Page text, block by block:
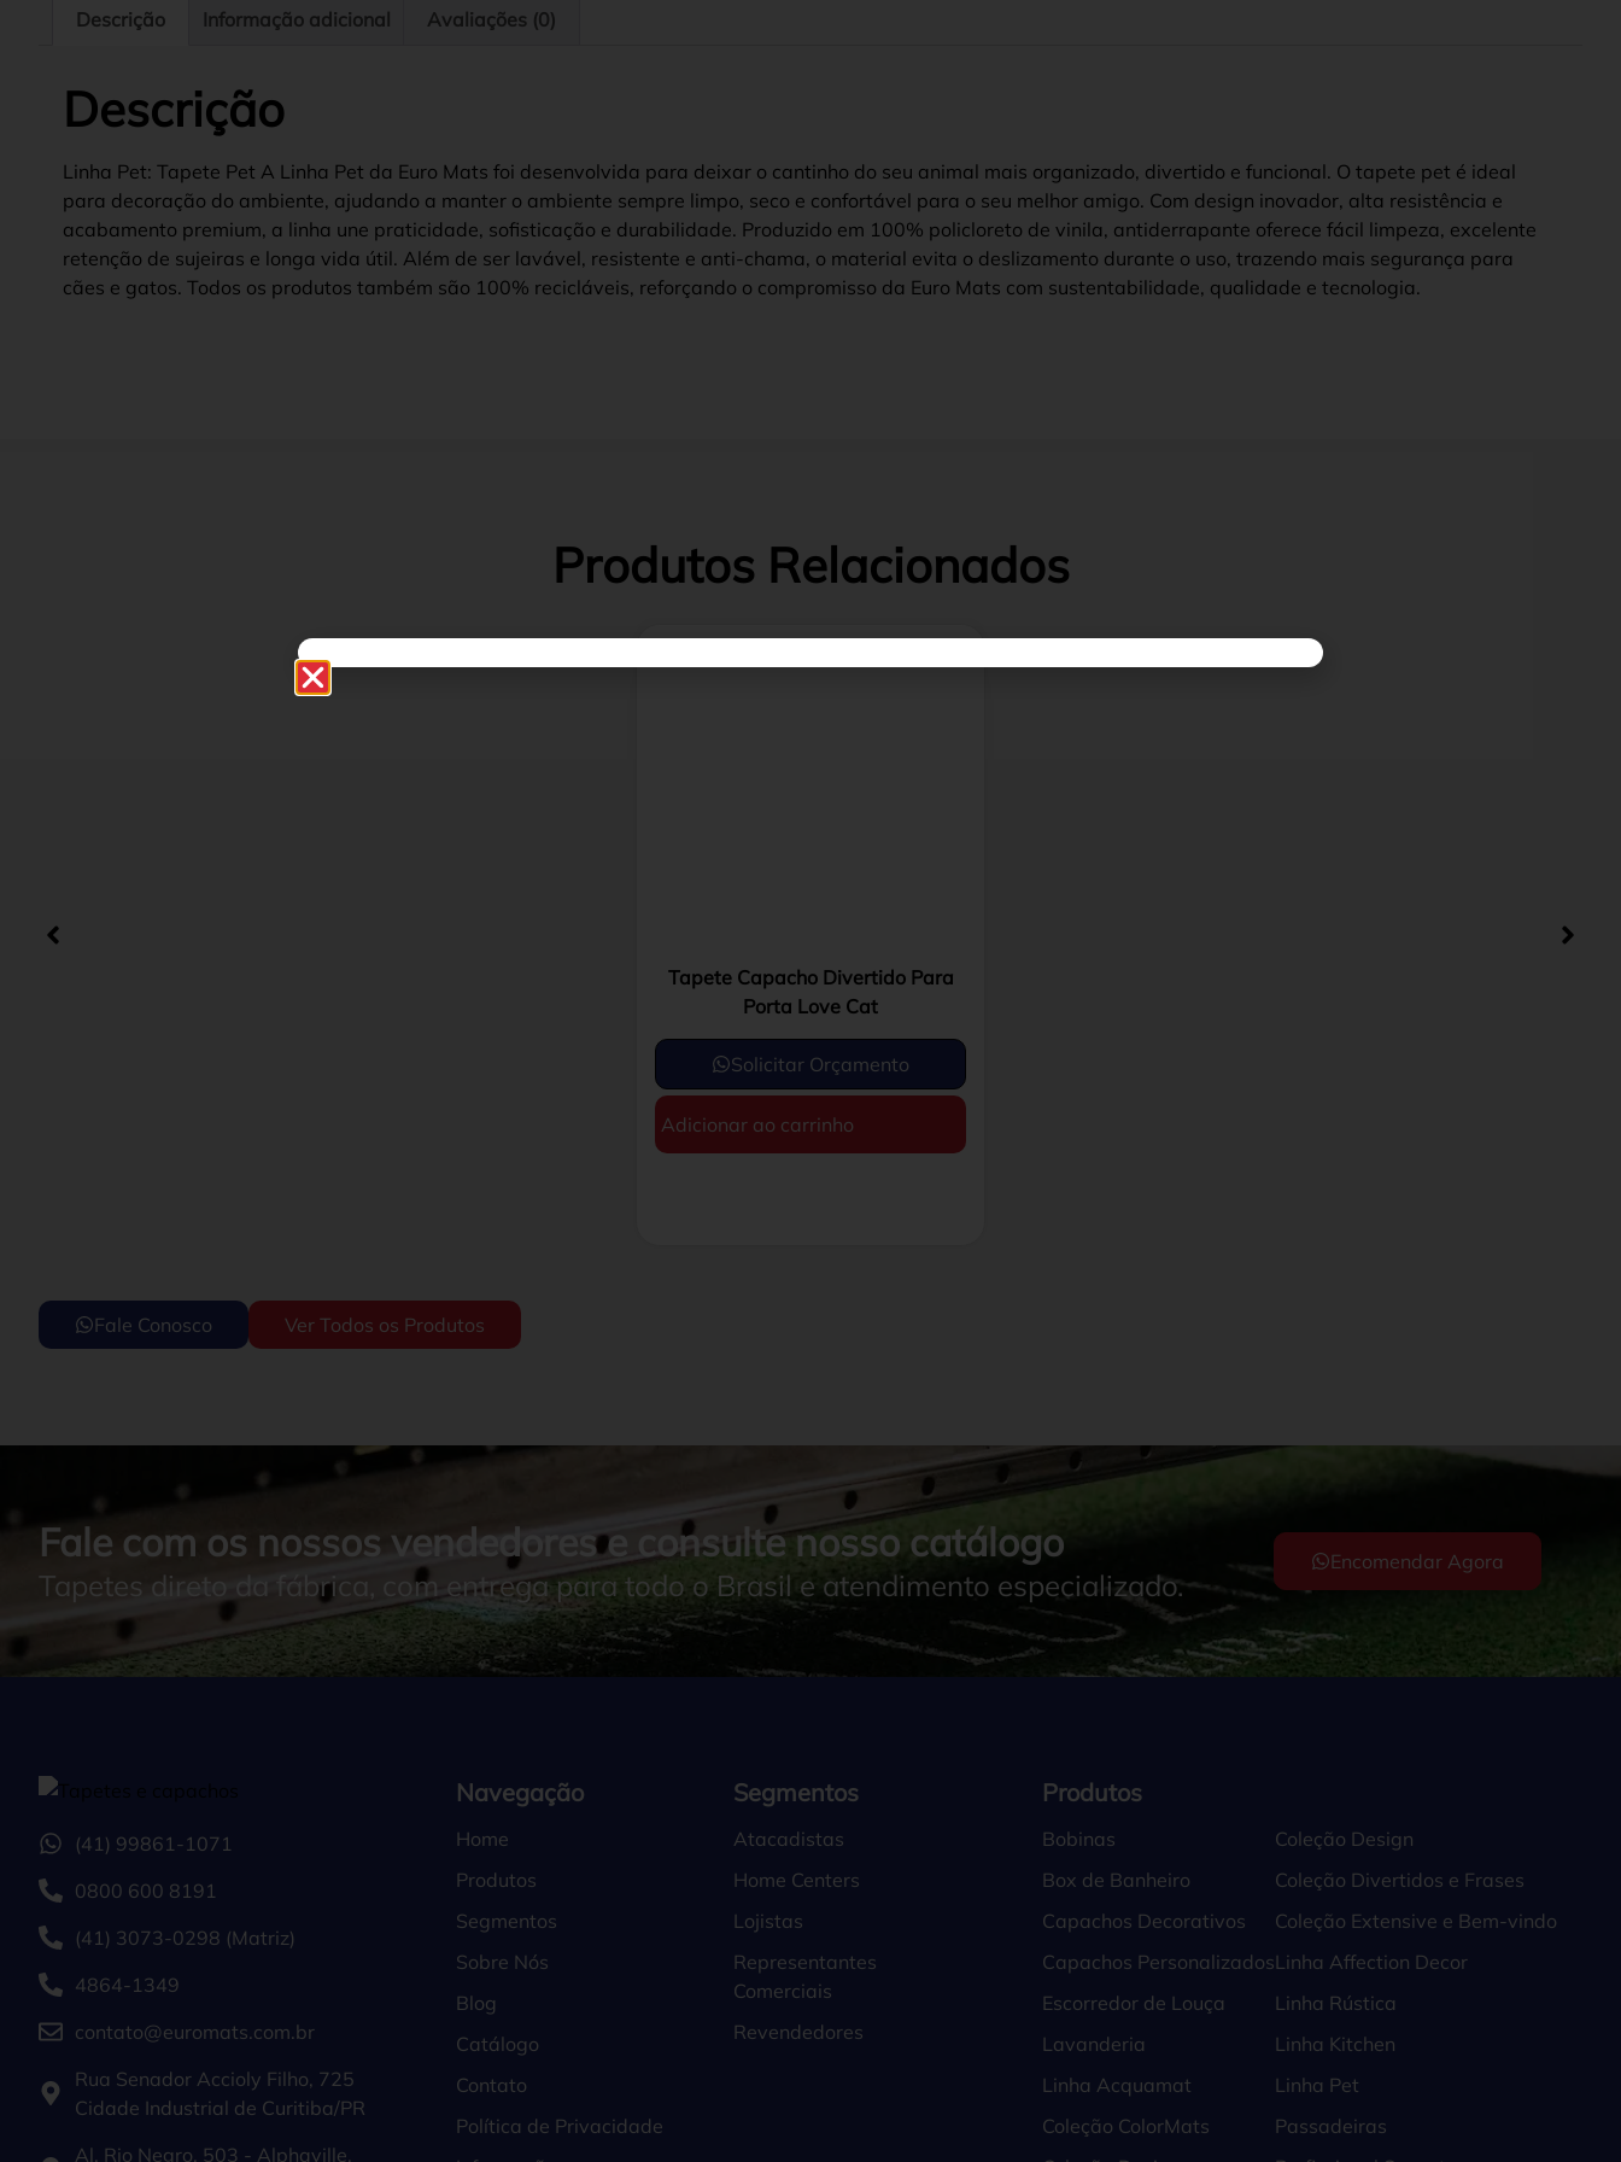
Descrição Informação adicional Avaliações (0)
Descrição
Linha Pet: Tapete Pet A Linha Pet da Euro Mats foi desenvolvida para deixar o cantinho do seu animal mais organizado, divertido e funcional. O tapete pet é ideal
para decoração do ambiente, ajudando a manter o ambiente sempre limpo, seco e confortável para o seu melhor amigo. Com design inovador, alta resistência e
acabamento premium, a linha une praticidade, sofisticação e durabilidade. Produzido em 100% policloreto de vinila, antiderrapante oferece fácil limpeza, excelente
retenção de sujeiras e longa vida útil. Além de ser lavável, resistente e anti-chama, o material evita o deslizamento durante o uso, trazendo mais segurança para
cães e gatos. Todos os produtos também são 100% recicláveis, reforçando o compromisso da Euro Mats com sustentabilidade, qualidade e tecnologia.
Produtos Relacionados
Tapete Capacho Divertido Para
Porta Love Cat
Solicitar Orçamento
Adicionar ao carrinho
Fale Conosco Ver Todos os Produtos
Fale com os nossos vendedores e consulte nosso catálogo
Tapetes direto da fábrica, com entrega para todo o Brasil e atendimento especializado.
Encomendar Agora
(41) 99861-1071
0800 600 8191
(41) 3073-0298 (Matriz)
4864-1349
contato@euromats.com.br
Rua Senador Accioly Filho, 725
Cidade Industrial de Curitiba/PR
Al. Rio Negro, 503 - Alphaville,
Navegação
Home
Produtos
Segmentos
Sobre Nós
Blog
Catálogo
Contato
Política de Privacidade
Segmentos
Atacadistas
Home Centers
Lojistas
Representantes
Comerciais
Revendedores
Produtos
Bobinas
Box de Banheiro
Capachos Decorativos
Capachos Personalizados
Escorredor de Louça
Lavanderia
Linha Acquamat
Coleção ColorMats
Coleção Design
Coleção Divertidos e Frases
Coleção Extensive e Bem-vindo
Linha Affection Decor
Linha Rústica
Linha Kitchen
Linha Pet
Passadeiras